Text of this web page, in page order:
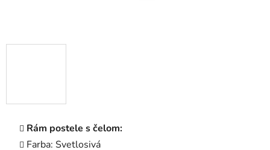
Rám postele s čelom:
Farba: Svetlosivá